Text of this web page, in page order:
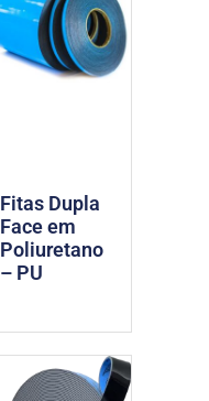
Fitas Dupla
Face em
Poliuretano
– PU